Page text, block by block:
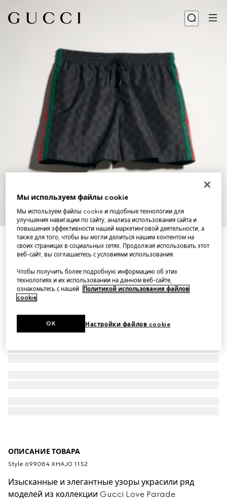
/4
Плавательные шорты из нейлона с принтом GG
ОПИСАНИЕ ТОВАРА
Style ‎699084 XHAJ0 1152
Изысканные и элегантные узоры украсили ряд
моделей из коллекции Gucci Love Parade.
Мы используем файлы cookie
Мы используем файлы cookie и подобные технологии для
улучшения навигации по сайту, анализа использования сайта и
повышения эффективности нашей маркетинговой деятельности, а
также для того, чтобы вы могли делиться нашим контентом на
своих страницах в социальных сетях. Продолжая использовать этот
веб-сайт, вы соглашаетесь с условиями использования.
Чтобы получить более подробную информацию об этих
технологиях и их использовании на данном веб-сайте,
ознакомьтесь с нашей
Политикой использования файлов
cookie.
Настройки файлов cookie
OK